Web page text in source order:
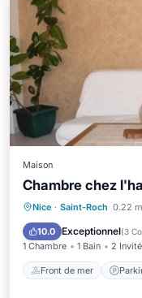
Maison
Chambre chez
Nice · Saint-Roch 0.22
10.0 Exceptionnel(3
1 Chambre 1 Bain 2
Front de mer
Front de mer
Vue sur